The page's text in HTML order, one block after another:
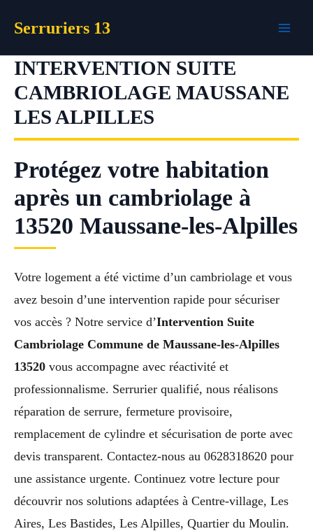
Serruriers 13
INTERVENTION SUITE
CAMBRIOLAGE MAUSSANE
LES ALPILLES
Protégez votre habitation
après un cambriolage à
13520 Maussane-les-Alpilles
Votre logement a été victime d’un cambriolage et vous
avez besoin d’une intervention rapide pour sécuriser
vos accès ? Notre service d’Intervention Suite
Cambriolage Commune de Maussane-les-Alpilles
13520 vous accompagne avec réactivité et
professionnalisme. Serrurier qualifié, nous réalisons
réparation de serrure, fermeture provisoire,
remplacement de cylindre et sécurisation de porte avec
devis transparent. Contactez-nous au 0628318620 pour
une assistance urgente. Continuez votre lecture pour
découvrir nos solutions adaptées à Centre-village, Les
Aires, Les Bastides, Les Alpilles, Quartier du Moulin.